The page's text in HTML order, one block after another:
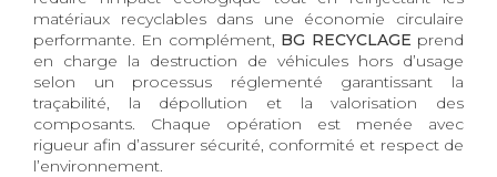
matériaux recyclables dans une économie circulaire
performante. En complément, BG RECYCLAGE prend
en charge la destruction de véhicules hors d’usage
selon un processus réglementé garantissant la
traçabilité, la dépollution et la valorisation des
composants. Chaque opération est menée avec
rigueur afin d’assurer sécurité, conformité et respect de
l’environnement.